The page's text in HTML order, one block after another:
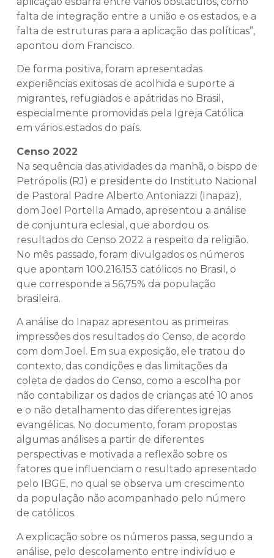
falta de integração entre a união e os estados, e a
falta de estruturas para a aplicação das políticas”,
apontou dom Francisco.
De forma positiva, foram apresentadas
experiências exitosas de acolhida e suporte a
migrantes, refugiados e apátridas no Brasil,
especialmente promovidas pela Igreja Católica
em vários estados do país.
Censo 2022
Na sequência das atividades da manhã, o bispo de
Petrópolis (RJ) e presidente do Instituto Nacional
de Pastoral Padre Alberto Antoniazzi (Inapaz),
dom Joel Portella Amado, apresentou a análise
de conjuntura eclesial, que abordou os
resultados do Censo 2022 a respeito da religião.
No mês passado, foram divulgados os números
que apontam 100.216.153 católicos no Brasil, o
que corresponde a 56,75% da população
brasileira.
A análise do Inapaz apresentou as primeiras
impressões dos resultados do Censo, de acordo
com dom Joel. Em sua exposição, ele tratou do
contexto, das condições e das limitações da
coleta de dados do Censo, como a escolha por
não contabilizar os dados de crianças até 10 anos
e o não detalhamento das diferentes igrejas
evangélicas. No documento, foram propostas
algumas análises a partir de diferentes
perspectivas e motivada a reflexão sobre os
fatores que influenciam o resultado apresentado
pelo IBGE, no qual se observa um crescimento
da população não acompanhado pelo número
de católicos.
A explicação sobre os números passa, segundo a
análise, pelo descolamento entre indivíduo e